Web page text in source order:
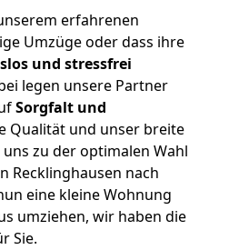
erfahrenen
Umzüge oder dass ihre
und stressfrei
legen unsere Partner
Sorgfalt und
Qualität und unser breite
zu der optimalen Wahl
Recklinghausen nach
eine kleine Wohnung
umziehen, wir haben die
Sie.